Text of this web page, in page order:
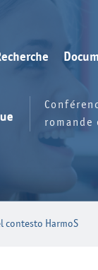
romande
contesto HarmoS